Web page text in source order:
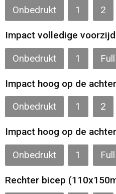
Onbedrukt 1 2
Impact volledige
Onbedrukt 1
Impact hoog op de
Onbedrukt 1 2
Impact hoog op de
Onbedrukt 1
Rechter bicep